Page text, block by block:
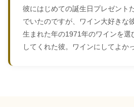
彼にはじめての誕生日プレゼント
でいたのですが、ワイン大好きな
生まれた年の1971年のワインを選
してくれた彼。ワインにしてよか